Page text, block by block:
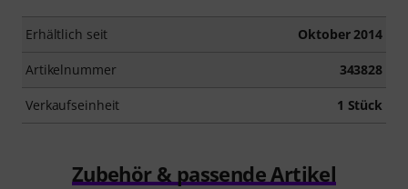
Erhältlich seit Oktober 2014
Artikelnummer 343828
Verkaufseinheit 1 Stück
Zubehör & passende Artikel